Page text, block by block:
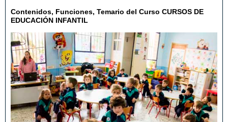
Contenidos, Funciones, Temario del Curso CURSOS DE
EDUCACIÓN INFANTIL